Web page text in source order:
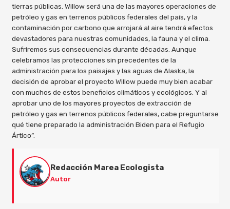
tierras públicas. Willow será una de las mayores operaciones de
petróleo y gas en terrenos públicos federales del país, y la
contaminación por carbono que arrojará al aire tendrá efectos
devastadores para nuestras comunidades, la fauna y el clima.
Sufriremos sus consecuencias durante décadas. Aunque
celebramos las protecciones sin precedentes de la
administración para los paisajes y las aguas de Alaska, la
decisión de aprobar el proyecto Willow puede muy bien acabar
con muchos de estos beneficios climáticos y ecológicos. Y al
aprobar uno de los mayores proyectos de extracción de
petróleo y gas en terrenos públicos federales, cabe preguntarse
qué tiene preparado la administración Biden para el Refugio
Ártico”.
Redacción Marea Ecologista
Autor